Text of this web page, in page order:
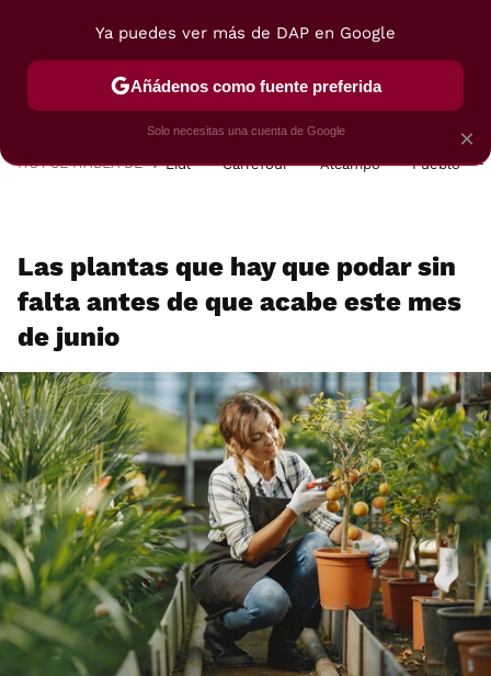
POSTRES VIAJES SELECCIÓN VEGUI
HOY SE HABLA DE Lidl Carrefour Alcampo Pueblo
Las plantas que hay que podar sin
falta antes de que acabe este mes
de junio
×
Ya puedes ver más de DAP en Google
Añádenos como fuente preferida
Solo necesitas una cuenta de Google